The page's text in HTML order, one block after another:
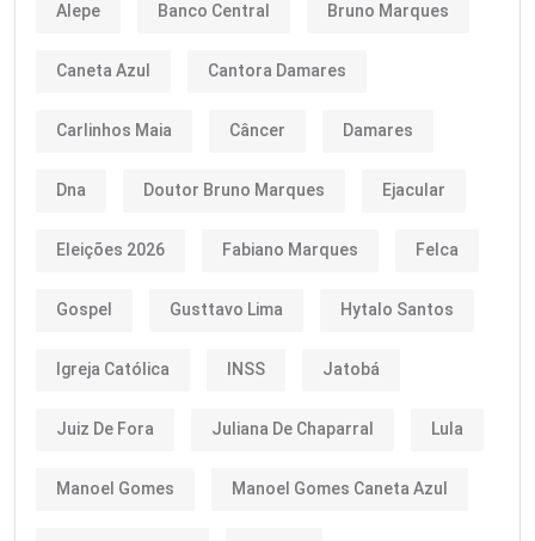
Alepe Banco Central Bruno Marques
Caneta Azul Cantora Damares
Carlinhos Maia Câncer Damares
Dna Doutor Bruno Marques Ejacular
Eleições 2026 Fabiano Marques Felca
Gospel Gusttavo Lima Hytalo Santos
Igreja Católica INSS Jatobá
Juiz De Fora Juliana De Chaparral Lula
Manoel Gomes Manoel Gomes Caneta Azul